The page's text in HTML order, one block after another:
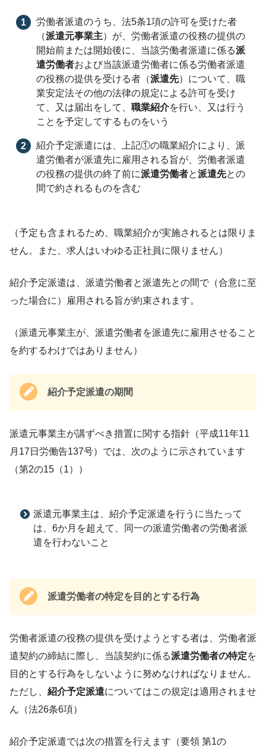
労働者派遣のうち、法5条1項の許可を受けた者
（派遣元事業主）が、労働者派遣の役務の提供の
開始前または開始後に、当該労働者派遣に係る派
遣労働者および当該派遣労働者に係る労働者派遣
の役務の提供を受ける者（派遣先）について、職
業安定法その他の法律の規定による許可を受け
て、又は届出をして、職業紹介を行い、又は行う
ことを予定してするものをいう
紹介予定派遣には、上記①の職業紹介により、派
遣労働者が派遣先に雇用される旨が、労働者派遣
の役務の提供の終了前に派遣労働者と派遣先との
間で約されるものを含む
（予定も含まれるため、職業紹介が実施されるとは限りま
せん。また、求人はいわゆる正社員に限りません）
紹介予定派遣は、派遣労働者と派遣先との間で（合意に至
った場合に）雇用される旨が約束されます。
（派遣元事業主が、派遣労働者を派遣先に雇用させること
を約するわけではありません）
紹介予定派遣の期間
派遣元事業主が講ずべき措置に関する指針（平成11年11
月17日労働告137号）では、次のように示されています
（第2の15（1））
派遣元事業主は、紹介予定派遣を行うに当たって
は、6か月を超えて、同一の派遣労働者の労働者派
遣を行わないこと
派遣労働者の特定を目的とする行為
労働者派遣の役務の提供を受けようとする者は、労働者派
遣契約の締結に際し、当該契約に係る派遣労働者の特定を
目的とする行為をしないように努めなければなりません。
ただし、 紹介予定派遣についてはこの規定は適用されませ
ん（法26条6項）
紹介予定派遣では次の措置を行えます（要領 第1の